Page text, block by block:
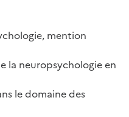
mention
la neuropsychologie en
le domaine des